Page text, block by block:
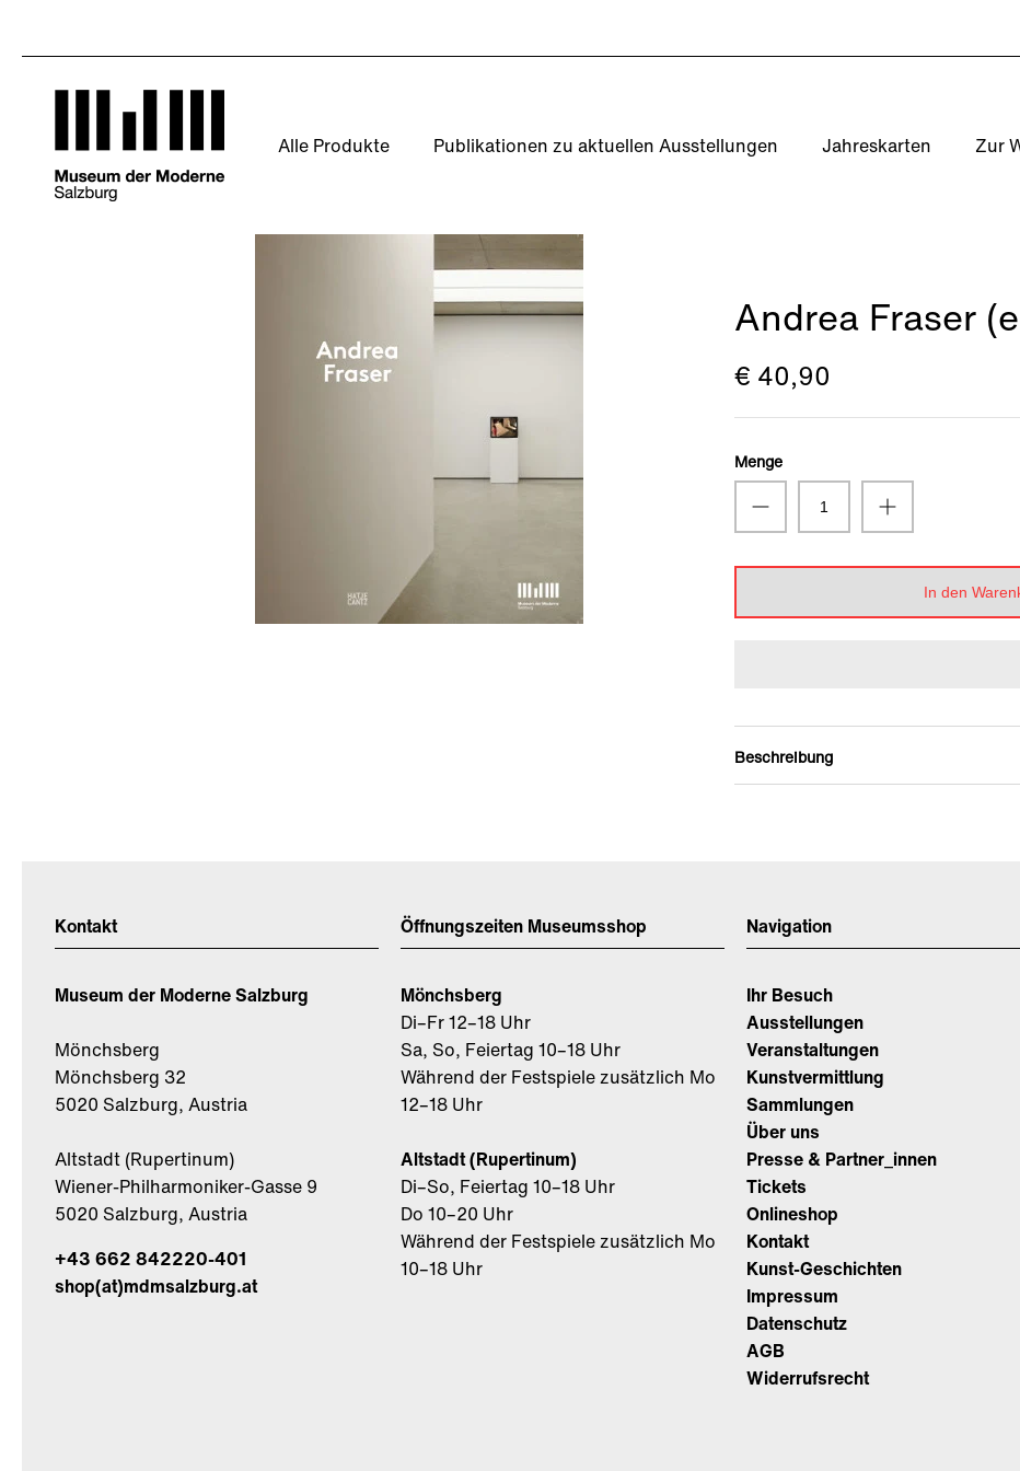
zum
Alle Produkte Publikationen zu aktuellen Ausstellungen Jahreskarten Zur
Andrea Fraser
€ 40,90
Menge
In den
Beschreibung
Kontakt
Museum der Moderne Salzburg
Mönchsberg
Mönchsberg 32
5020 Salzburg, Austria
Altstadt (Rupertinum)
Wiener-Philharmoniker-Gasse 9
5020 Salzburg, Austria
+43 662 842220-401
shop(at)mdmsalzburg.at
Öffnungszeiten Museumsshop
Mönchsberg
Di–Fr 12–18 Uhr
Sa, So, Feiertag 10–18 Uhr
Während der Festspiele zusätzlich Mo
12–18 Uhr
Altstadt (Rupertinum)
Di–So, Feiertag 10–18 Uhr
Do 10–20 Uhr
Während der Festspiele zusätzlich Mo
10–18 Uhr
Navigation
Ihr Besuch
Ausstellungen
Veranstaltungen
Kunstvermittlung
Sammlungen
Über uns
Presse & Partner_innen
Tickets
Onlineshop
Kontakt
Kunst-Geschichten
Impressum
Datenschutz
AGB
Widerrufsrecht